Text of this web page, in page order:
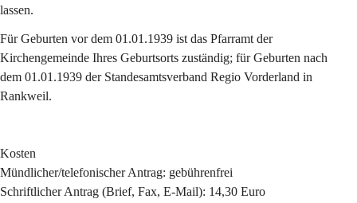
lassen.
Für Geburten vor dem 01.01.1939 ist das Pfarramt der
Kirchengemeinde Ihres Geburtsorts zuständig; für Geburten nach
dem 01.01.1939 der Standesamtsverband Regio Vorderland in
Rankweil.
Kosten
Mündlicher/telefonischer Antrag: gebührenfrei
Schriftlicher Antrag (Brief, Fax, E-Mail): 14,30 Euro